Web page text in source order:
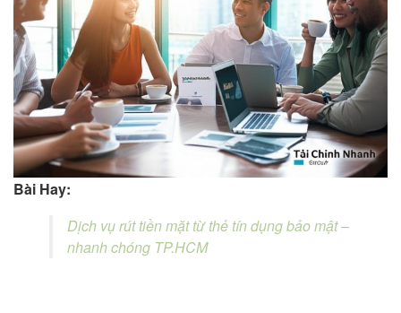
Bài Hay:
Dịch vụ rút tiền mặt từ thẻ tín dụng bảo mật –
nhanh chóng TP.HCM